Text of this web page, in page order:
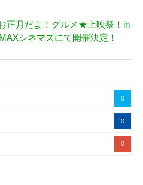
正月だよ！グルメ★上映祭！in
シネマズにて開催決定！
0
0
0